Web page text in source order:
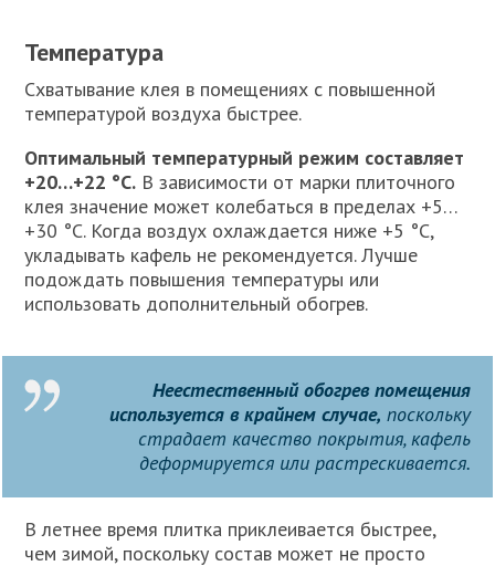
Температура
Схватывание клея в помещениях с повышенной
температурой воздуха быстрее.
Оптимальный температурный режим составляет
+20…+22 °C. В зависимости от марки плиточного
клея значение может колебаться в пределах +5…
+30 °C. Когда воздух охлаждается ниже +5 °C,
укладывать кафель не рекомендуется. Лучше
подождать повышения температуры или
использовать дополнительный обогрев.
Неестественный обогрев помещения
используется в крайнем случае, поскольку
страдает качество покрытия, кафель
деформируется или растрескивается.
В летнее время плитка приклеивается быстрее,
чем зимой, поскольку состав может не просто